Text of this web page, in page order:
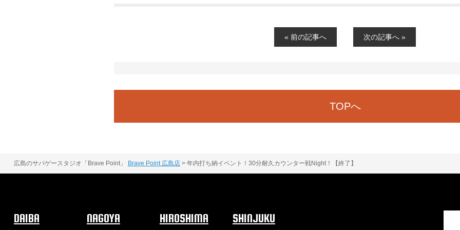
« 前の記事へ 次の記事へ »
TOPへ
広島のサバゲースタジオ「Brave Point」 Brave Point 広島店> 年内打ち納イベント！30分耐久カウンター戦Night！【終了】
DAIBA NAGOYA HIROSHIMA SHINJUKU